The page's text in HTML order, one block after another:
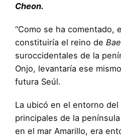
Cheon.
“Como se ha comentado,
constituiría el reino de
suroccidentales de la
Onjo, levantaría ese
futura Seúl.
La ubicó en el entorno del
principales de la
en el mar Amarillo, era